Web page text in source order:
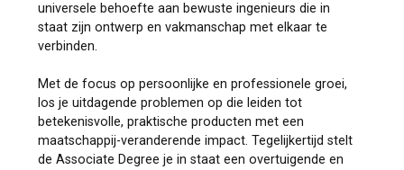
universele behoefte aan bewuste ingenieurs die in
staat zijn ontwerp en vakmanschap met elkaar te
verbinden.
Met de focus op persoonlijke en professionele groei,
los je uitdagende problemen op die leiden tot
betekenisvolle, praktische producten met een
maatschappij-veranderende impact. Tegelijkertijd stelt
de Associate Degree je in staat een overtuigende en